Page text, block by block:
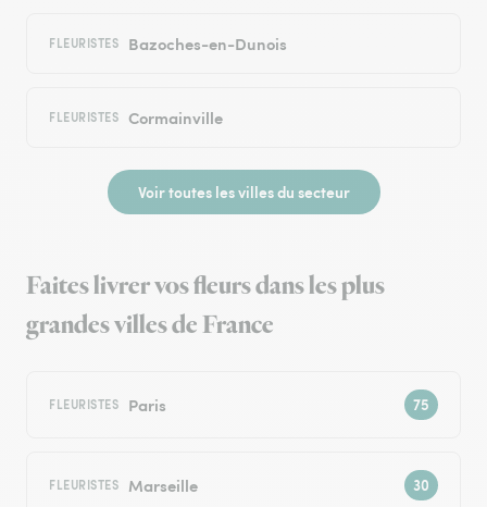
FLEURISTES Bazoches-en-Dunois
FLEURISTES Cormainville
Voir toutes les villes du secteur
Faites livrer vos fleurs dans les plus
grandes villes de France
FLEURISTES Paris
FLEURISTES Marseille